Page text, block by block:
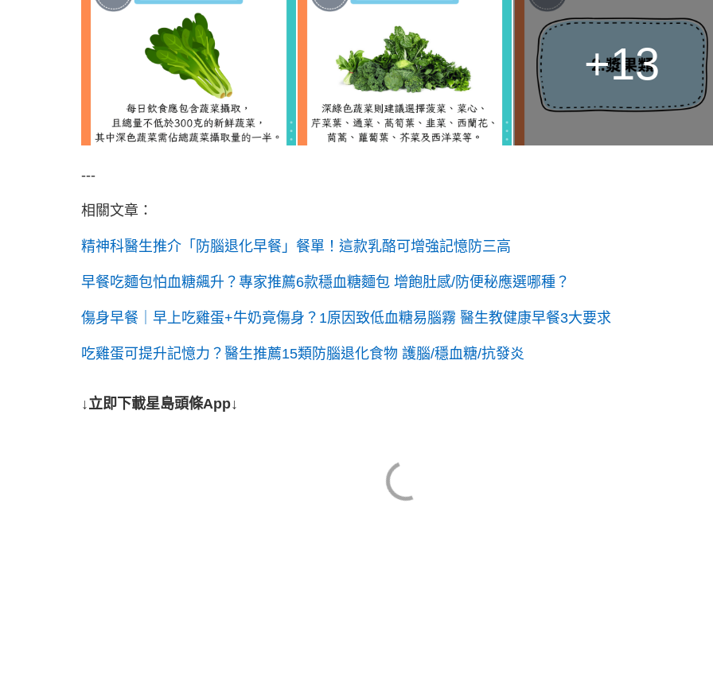
+13
---
相關文章：
精神科醫生推介「防腦退化早餐」餐單！這款乳酪可增強記憶防三高
早餐吃麵包怕血糖飆升？專家推薦6款穩血糖麵包 增飽肚感/防便秘應選哪種？
傷身早餐｜早上吃雞蛋+牛奶竟傷身？1原因致低血糖易腦霧 醫生教健康早餐3大要求
吃雞蛋可提升記憶力？醫生推薦15類防腦退化食物 護腦/穩血糖/抗發炎
↓立即下載星島頭條App↓